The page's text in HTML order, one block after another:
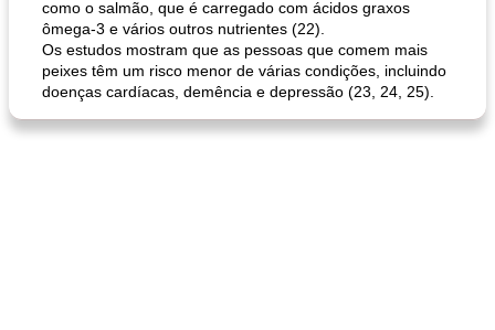
queijo festivo mergulho 'slaw' perfurador de romã temperada
como o salmão, que é carregado com ácidos graxos
ômega-3 e vários outros nutrientes (22).
Os estudos mostram que as pessoas que comem mais
peixes têm um risco menor de várias condições, incluindo
doenças cardíacas, demência e depressão (23, 24, 25).